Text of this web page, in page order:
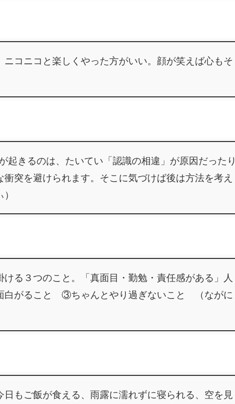
コニコと楽しくやった方がいい。顔が笑えば心もそ
起きるのは、たいてい「認識の相違」が原因だったり
突を避けられます。そこに気づけば後は方法を考え
る３つのこと。「真面目・勤勉・責任感がある」人
がること ③ちゃんとやり過ぎないこと （ながに
もご飯が食える、雨露に濡れずに寝られる、空を見